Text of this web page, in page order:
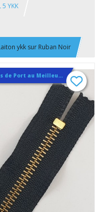
5 YKK
ykk sur Ruban Noir
Voir Info Expédition pour Régler les Frais de Port au Meilleur Prix , En haut d'ecran à Droite